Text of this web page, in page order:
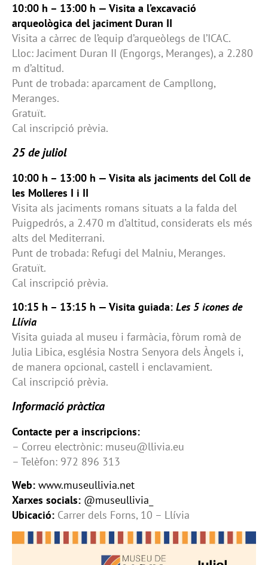
10:00 h – 13:00 h — Visita a l’excavació
arqueològica del jaciment Duran II
Visita a càrrec de l’equip d’arqueòlegs de l’ICAC.
Lloc: Jaciment Duran II (Engorgs, Meranges), a 2.280
m d’altitud.
Punt de trobada: aparcament de Campllong,
Meranges.
Gratuït.
Cal inscripció prèvia.
25 de juliol
10:00 h – 13:00 h — Visita als jaciments del Coll de
les Molleres I i II
Visita als jaciments romans situats a la falda del
Puigpedrós, a 2.470 m d’altitud, considerats els més
alts del Mediterrani.
Punt de trobada: Refugi del Malniu, Meranges.
Gratuït.
Cal inscripció prèvia.
10:15 h – 13:15 h — Visita guiada: Les 5 icones de
Llívia
Visita guiada al museu i farmàcia, fòrum romà de
Julia Libica, església Nostra Senyora dels Àngels i,
de manera opcional, castell i enclavamient.
Cal inscripció prèvia.
Informació pràctica
Contacte per a inscripcions:
– Correu electrònic: museu@llivia.eu
– Telèfon: 972 896 313
Web: www.museullivia.net
Xarxes socials: @museullivia_
Ubicació: Carrer dels Forns, 10 – Llívia